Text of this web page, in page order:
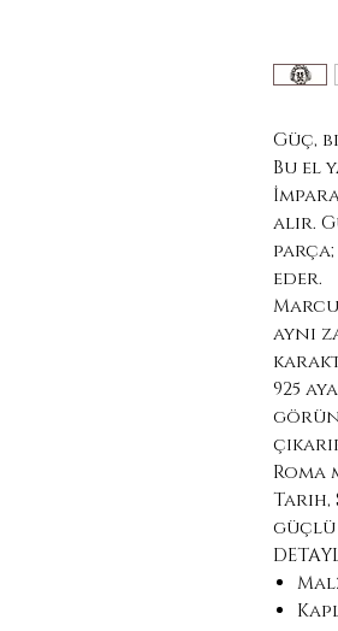
Güç,
Bu el
alır.
eder.
aynı
925
Roma
Tarih,
güçlü